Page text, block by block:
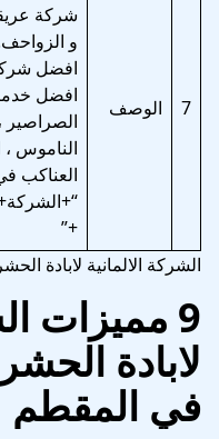
7 الوصف
شركة
و
افضل
افضل
الصراصير
الناموس ،
العناكب
+”
الشركة الالمانية لابادة
9 مميزات
لابادة
في المقطم